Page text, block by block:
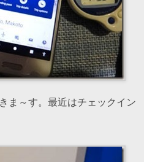
ま～す。最近はチェックイン